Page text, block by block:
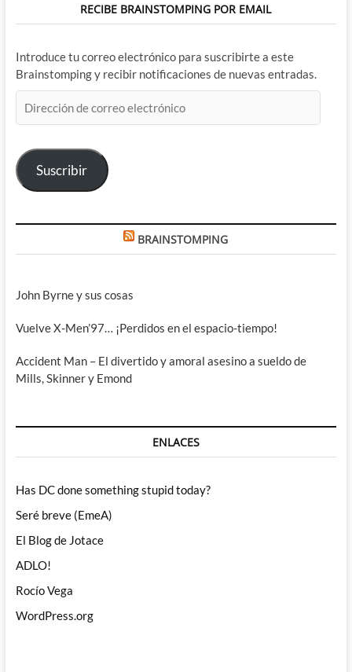
RECIBE BRAINSTOMPING POR EMAIL
Introduce tu correo electrónico para suscribirte a este
Brainstomping y recibir notificaciones de nuevas entradas.
de
electrónico
Suscribir
BRAINSTOMPING
John Byrne y sus cosas
Vuelve X-Men’97… ¡Perdidos en el espacio-tiempo!
Accident Man – El divertido y amoral asesino a sueldo de
Mills, Skinner y Emond
ENLACES
Has DC done something stupid today?
Seré breve (EmeA)
El Blog de Jotace
ADLO!
Rocío Vega
WordPress.org